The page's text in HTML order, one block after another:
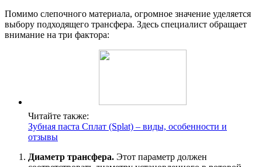
Помимо слепочного материала, огромное значение уделяется
выбору подходящего трансфера. Здесь специалист обращает
внимание на три фактора:
Читайте также:
Зубная паста Сплат (Splat) – виды, особенности и
отзывы
Диаметр трансфера. Этот параметр должен